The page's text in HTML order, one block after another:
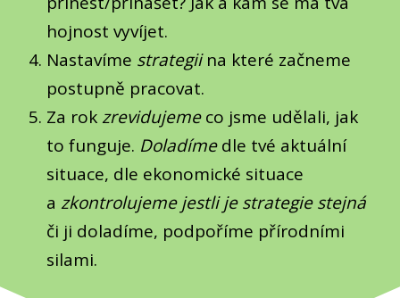
hojnost vyvíjet.
Nastavíme strategiina které začneme
postupně pracovat.
Za rokzrevidujemeco jsme udělali, jak
to funguje. Doladímedle tvé aktuální
situace, dle ekonomické situace
azkontrolujeme jestli je strategie stejná
či ji doladíme, podpoříme přírodními
silami.